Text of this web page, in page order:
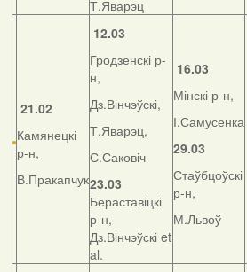
Т.Яварэц
21.02
Камянецкі
р-н,
В.Пракапчук
12.03
Гродзенскі р-
н,
Дз.Вінчэўскі,
Т.Яварэц,
С.Саковіч
23.03
Бераставіцкі
р-н,
Дз.Вінчэўскі et
al.
16.03
Мінскі р-н,
І.Самусенка
29.03
Стаўбцоўскі
р-н,
М.Львоў